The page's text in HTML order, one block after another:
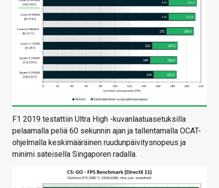
F1 2019 testattiin Ultra High -kuvanlaatuasetuksilla
pelaamalla peliä 60 sekunnin ajan ja tallentamalla OCAT-
ohjelmalla keskimääräinen ruudunpäivitysnopeus ja
minimi sateisella Singaporen radalla.